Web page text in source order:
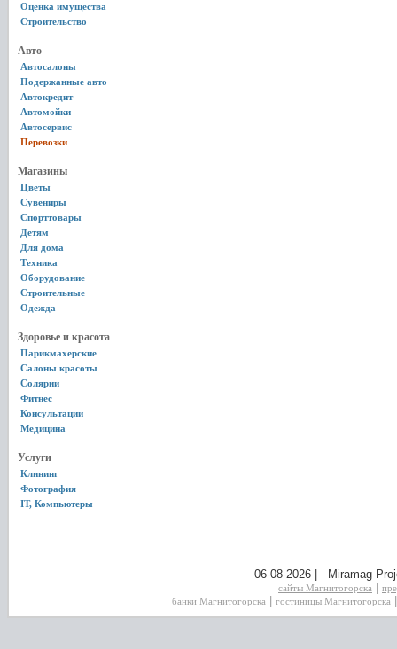
Оценка имущества
Строительство
Авто
Автосалоны
Подержанные авто
Автокредит
Автомойки
Автосервис
Перевозки
Магазины
Цветы
Сувениры
Спорттовары
Детям
Для дома
Техника
Оборудование
Строительные
Одежда
Здоровье и красота
Парикмахерские
Салоны красоты
Солярии
Фитнес
Консультации
Медицина
Услуги
Клининг
Фотография
IT, Компьютеры
06-08-2026 | Miramag
сайты Магнитогорска
банки Магнитогорска
гостиницы Магнитогорска